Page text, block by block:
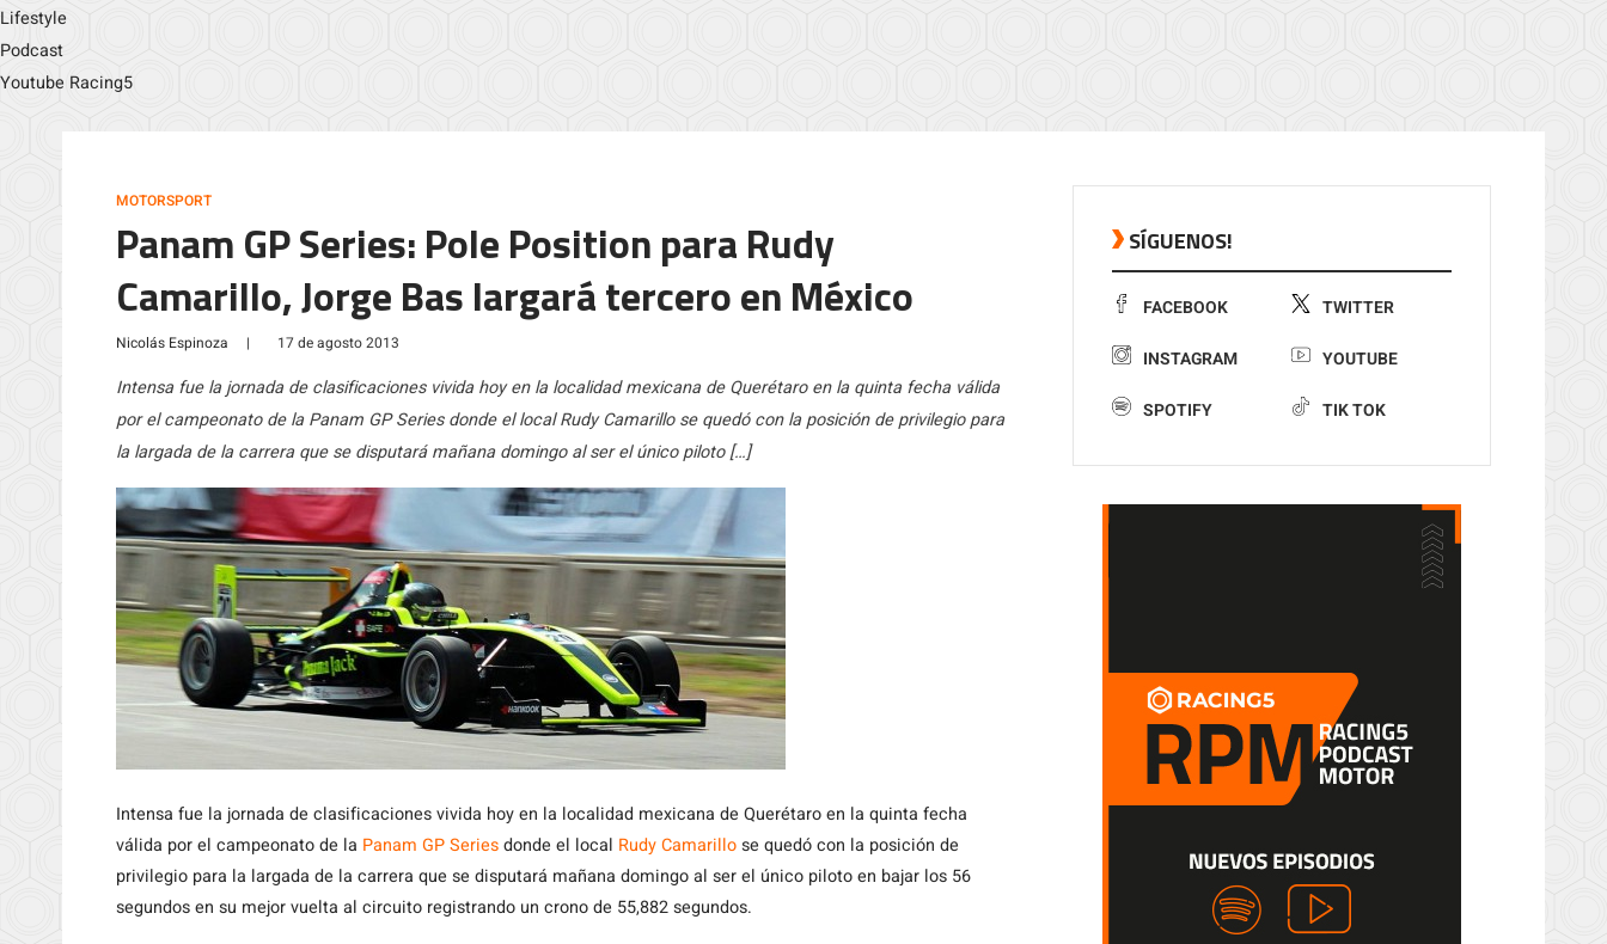
Lifestyle
Podcast
Youtube Racing5
MOTORSPORT
Panam GP Series: Pole Position para Rudy
Camarillo, Jorge Bas largará tercero en México
Nicolás Espinoza | 17 de agosto 2013
Intensa fue la jornada de clasificaciones vivida hoy en la localidad mexicana de Querétaro en la quinta fecha válida
por el campeonato de la Panam GP Series donde el local Rudy Camarillo se quedó con la posición de privilegio para
la largada de la carrera que se disputará mañana domingo al ser el único piloto […]
Intensa fue la jornada de clasificaciones vivida hoy en la localidad mexicana de Querétaro en la quinta fecha
válida por el campeonato de la Panam GP Seriesdonde el local Rudy Camarillose quedó con la posición de
privilegio para la largada de la carrera que se disputará mañana domingo al ser el único piloto en bajar los 56
segundos en su mejor vuelta al circuito registrando un crono de 55,882 segundos.
SÍGUENOS!
FACEBOOK TWITTER
INSTAGRAM YOUTUBE
SPOTIFY TIK TOK